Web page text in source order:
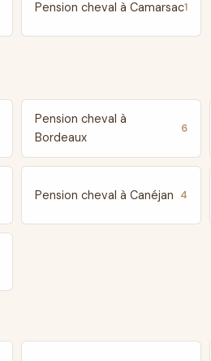
Pension cheval à Camarsac1
Pension cheval à
Bordeaux
6
Pension cheval à Canéjan 4